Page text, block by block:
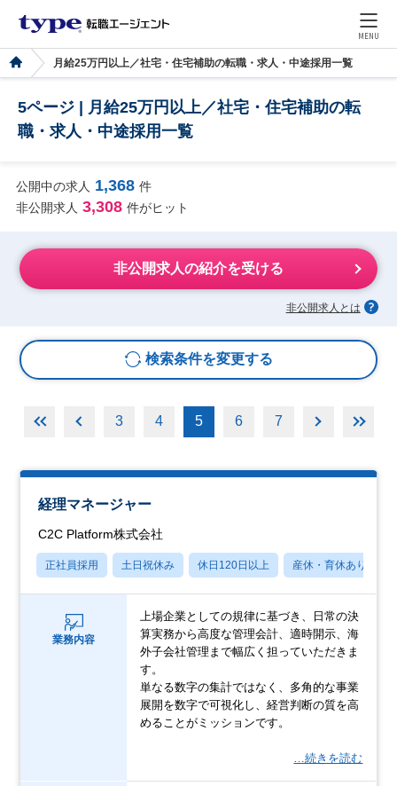
MENU
月給25万円以上／社宅・住宅補助の転職・求人・中途採用一覧
5ページ | 月給25万円以上／社宅・住宅補助の転
職・求人・中途採用一覧
公開中の求人 1,368 件
非公開求人 3,308 件がヒット
非公開求人の紹介を受ける
非公開求人とは
検索条件を変更する
3 4 5 6 7
経理マネージャー
C2C Platform株式会社
正社員採用 土日祝休み 休日120日以上 産休・育休あり
業務内容
上場企業としての規律に基づき、日常の決
算実務から高度な管理会計、適時開示、海
外子会社管理まで幅広く担っていただきま
す。
単なる数字の集計ではなく、多角的な事業
展開を数字で可視化し、経営判断の質を高
めることがミッションです。
…続きを読む